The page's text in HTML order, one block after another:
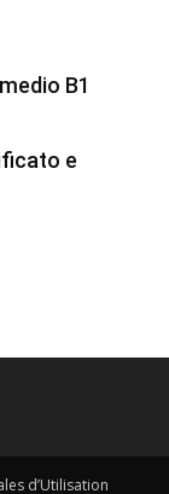
B1
e
d’Utilisation